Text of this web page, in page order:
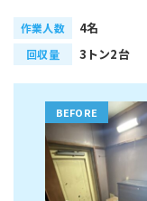
作業人数 4名
回収量 3トン2台